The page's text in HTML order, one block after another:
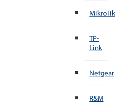
MikroTik
TP-
Link
Netgear
R&M